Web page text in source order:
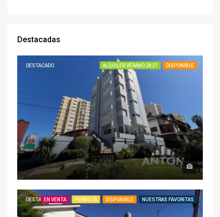
Destacadas
DESTACADO ALQUILER VERANO 2027 DISPONIBLE
DESTACADOEN VENTA PERMUTA DISPONIBLE NUESTRAS FAVORITAS